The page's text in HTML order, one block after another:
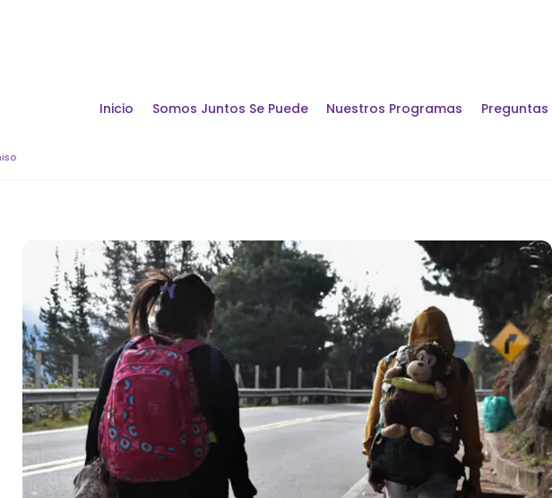
Inicio Somos Juntos Se Puede Nuestros Programas